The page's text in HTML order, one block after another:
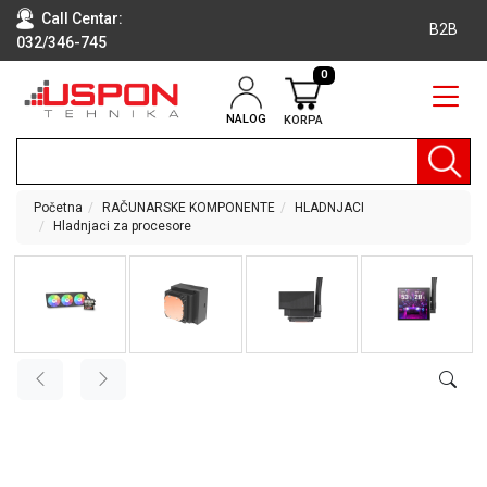
Call Centar:
032/346-745
B2B
NALOG KORPA
0
RAČUNARI
TEHNIKA
KLIME I
DODATNA
Početna RAČUNARSKE KOMPONENTE
HLADNJACI
Hladnjaci za procesore